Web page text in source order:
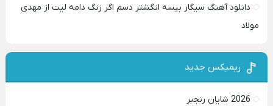
دانلود آهنگ سیگار بیسه انگشتر دسم اگر زنگ دامه لیت از مهدی
مولاد
ریمیکس جدید
2026 شایان رنجبر